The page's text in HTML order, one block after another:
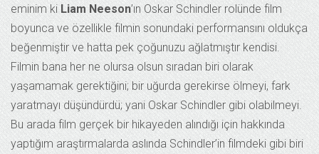
eminim ki Liam Neeson’ın Oskar Schindler rolünde film
boyunca ve özellikle filmin sonundaki performansını oldukça
beğenmiştir ve hatta pek çoğunuzu ağlatmıştır kendisi.
Filmin bana her ne olursa olsun sıradan biri olarak
yaşamamak gerektiğini; bir uğurda gerekirse ölmeyi, fark
yaratmayı düşündürdü; yani Oskar Schindler gibi olabilmeyi.
Bu arada film gerçek bir hikayeden alındığı için hakkında
yaptığım araştırmalarda aslında Schindler’in filmdeki gibi biri